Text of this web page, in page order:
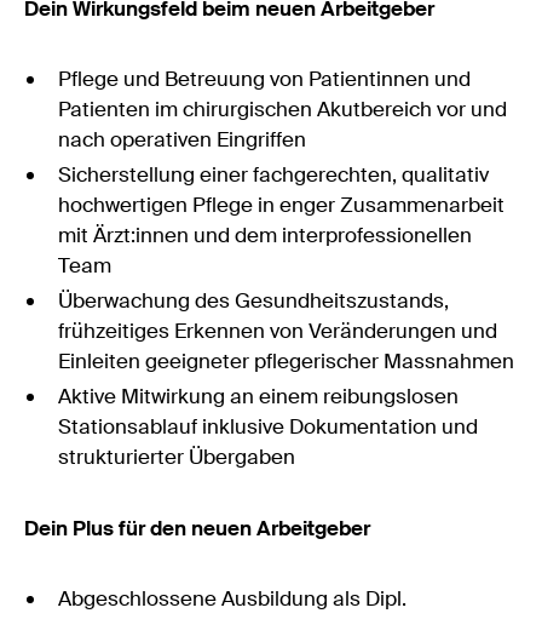
Dein Wirkungsfeld beim neuen Arbeitgeber
Pflege und Betreuung von Patientinnen und
Patienten im chirurgischen Akutbereich vor und
nach operativen Eingriffen
Sicherstellung einer fachgerechten, qualitativ
hochwertigen Pflege in enger Zusammenarbeit
mit Ärzt:innen und dem interprofessionellen
Team
Überwachung des Gesundheitszustands,
frühzeitiges Erkennen von Veränderungen und
Einleiten geeigneter pflegerischer Massnahmen
Aktive Mitwirkung an einem reibungslosen
Stationsablauf inklusive Dokumentation und
strukturierter Übergaben
Dein Plus für den neuen Arbeitgeber
Abgeschlossene Ausbildung als Dipl.